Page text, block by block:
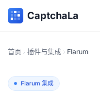
CaptchaLa
首页 插件与集成 Flarum
Flarum 集成